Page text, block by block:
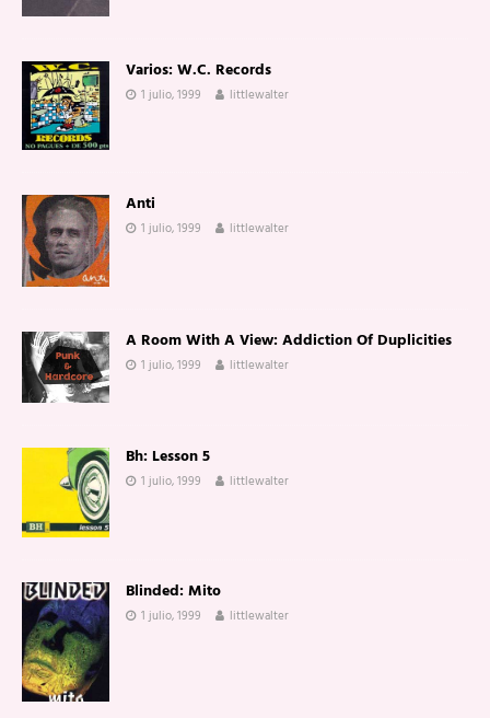
Varios: W.C. Records
1 julio, 1999 littlewalter
Anti
1 julio, 1999 littlewalter
A Room With A View: Addiction Of Duplicities
1 julio, 1999 littlewalter
Bh: Lesson 5
1 julio, 1999 littlewalter
Blinded: Mito
1 julio, 1999 littlewalter